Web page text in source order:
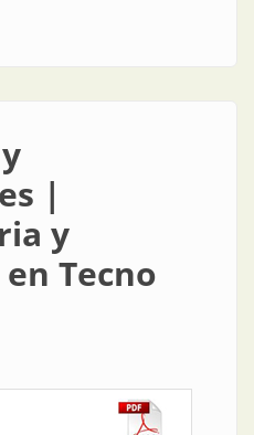
y exposiciones | Convocatoria y
|
y
Tecno